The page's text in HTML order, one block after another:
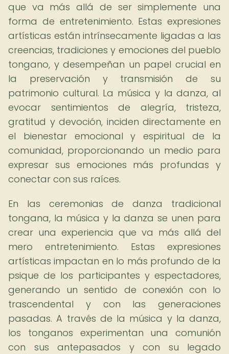
que va más allá de ser simplemente una
forma de entretenimiento. Estas expresiones
artísticas están intrínsecamente ligadas a las
creencias, tradiciones y emociones del pueblo
tongano, y desempeñan un papel crucial en
la preservación y transmisión de su
patrimonio cultural. La música y la danza, al
evocar sentimientos de alegría, tristeza,
gratitud y devoción, inciden directamente en
el bienestar emocional y espiritual de la
comunidad, proporcionando un medio para
expresar sus emociones más profundas y
conectar con sus raíces.
En las ceremonias de danza tradicional
tongana, la música y la danza se unen para
crear una experiencia que va más allá del
mero entretenimiento. Estas expresiones
artísticas impactan en lo más profundo de la
psique de los participantes y espectadores,
generando un sentido de conexión con lo
trascendental y con las generaciones
pasadas. A través de la música y la danza,
los tonganos experimentan una comunión
con sus antepasados y con su legado